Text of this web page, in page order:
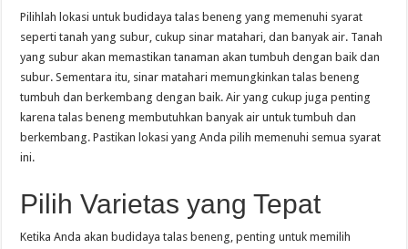
Pilihlah lokasi untuk budidaya talas beneng yang memenuhi syarat
seperti tanah yang subur, cukup sinar matahari, dan banyak air. Tanah
yang subur akan memastikan tanaman akan tumbuh dengan baik dan
subur. Sementara itu, sinar matahari memungkinkan talas beneng
tumbuh dan berkembang dengan baik. Air yang cukup juga penting
karena talas beneng membutuhkan banyak air untuk tumbuh dan
berkembang. Pastikan lokasi yang Anda pilih memenuhi semua syarat
ini.
Pilih Varietas yang Tepat
Ketika Anda akan budidaya talas beneng, penting untuk memilih